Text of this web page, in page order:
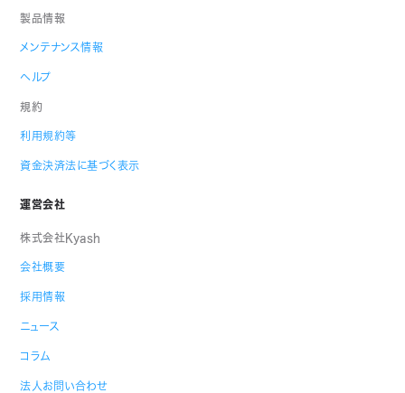
製品情報
メンテナンス情報
ヘルプ
規約
利用規約等
資金決済法に基づく表示
運営会社
株式会社Kyash
会社概要
採用情報
ニュース
コラム
法人お問い合わせ